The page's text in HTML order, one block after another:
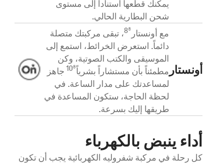
يمكنك قطعها استناداً إلى مستوى
شحن البطارية الحالي.
أونستار
مع أونستار ®8 ، تبقى مركبتك متصلة
دائماً. استعرض الخرائط، استمع إلى
الموسيقى والكتب الصوتية، وكن
مطمئناً بأن مستشاراً بشرياً®10
جاهز
لمساعدتك على مدار الساعة. في
لحظة الحاجة، ستكون المساعدة في
طريقها إليك بسرعة.
أداء ينبض بالكهرباء
كل رحلة في مركبة شفروليه الكهربائية يجب أن تكون